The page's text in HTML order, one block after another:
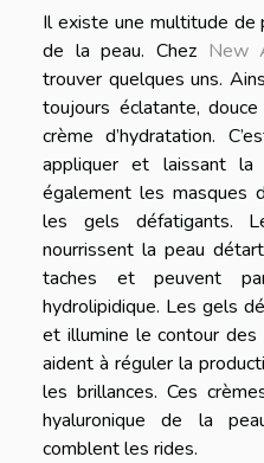
Il existe une multitude de
de la peau. Chez New
trouver quelques uns.
toujours éclatante,
crème d’hydratation.
appliquer et laissant la
également les masques
les gels défatigants.
nourrissent la peau
taches et peuvent
hydrolipidique. Les gels
et illumine le contour des
aident à réguler la
les brillances. Ces
hyaluronique de la
comblent les rides.